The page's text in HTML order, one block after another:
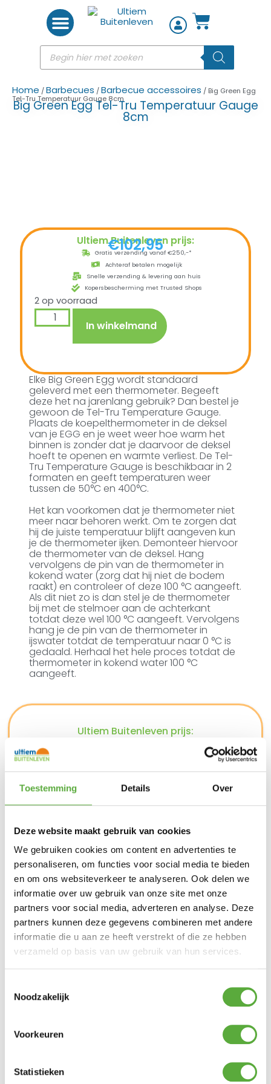
Toestemming Details Over
Deze website maakt gebruik van cookies
We gebruiken cookies om content en advertenties te
personaliseren, om functies voor social media te bieden
en om ons websiteverkeer te analyseren. Ook delen we
informatie over uw gebruik van onze site met onze
partners voor social media, adverteren en analyse. Deze
partners kunnen deze gegevens combineren met andere
informatie die u aan ze heeft verstrekt of die ze hebben
verzameld op basis van uw gebruik van hun services.
Noodzakelijk
Voorkeuren
Statistieken
Home /Barbecues /Barbecue accessoires / Big Green Egg
Tel-Tru Temperatuur Gauge 8cm
Big Green Egg Tel-Tru Temperatuur Gauge
8cm
Ultiem Buitenleven prijs:
€102,95
Gratis verzending vanaf €250,-*
Achteraf betalen mogelijk
Snelle verzending & levering aan huis
Kopersbescherming met Trusted Shops
2 op voorraad
In winkelmand
Elke Big Green Egg wordt standaard
geleverd met een thermometer. Begeeft
deze het na jarenlang gebruik? Dan bestel je
gewoon de Tel-Tru Temperature Gauge.
Plaats de koepelthermometer in de deksel
van je EGG en je weet weer hoe warm het
binnen is zonder dat je daarvoor de deksel
hoeft te openen en warmte verliest. De Tel-
Tru Temperature Gauge is beschikbaar in 2
formaten en geeft temperaturen weer
tussen de 50°C en 400°C.
Het kan voorkomen dat je thermometer niet
meer naar behoren werkt. Om te zorgen dat
hij de juiste temperatuur blijft aangeven kun
je de thermometer ijken. Demonteer hiervoor
de thermometer van de deksel. Hang
vervolgens de pin van de thermometer in
kokend water (zorg dat hij niet de bodem
raakt) en controleer of deze 100 °C aangeeft.
Als dit niet zo is dan stel je de thermometer
bij met de stelmoer aan de achterkant
totdat deze wel 100 °C aangeeft. Vervolgens
hang je de pin van de thermometer in
ijswater totdat de temperatuur naar 0 °C is
gedaald. Herhaal het hele proces totdat de
thermometer in kokend water 100 °C
aangeeft.
Ultiem Buitenleven prijs:
2 op voorraad
In winkelmand
Gratis verzending vanaf €250,-*
Snelle verzending & levering aan huis
Kopersbescherming met Trusted Shops
SKU 117250
Categorieën Barbecue accessoires ,Barbecues,Big
Green Egg accessoires
Merk:Big Green Egg
Merk
Big Green Egg